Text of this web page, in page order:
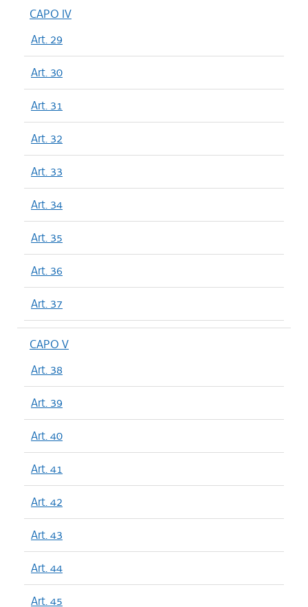
CAPO IV
Art. 29
Art. 30
Art. 31
Art. 32
Art. 33
Art. 34
Art. 35
Art. 36
Art. 37
CAPO V
Art. 38
Art. 39
Art. 40
Art. 41
Art. 42
Art. 43
Art. 44
Art. 45